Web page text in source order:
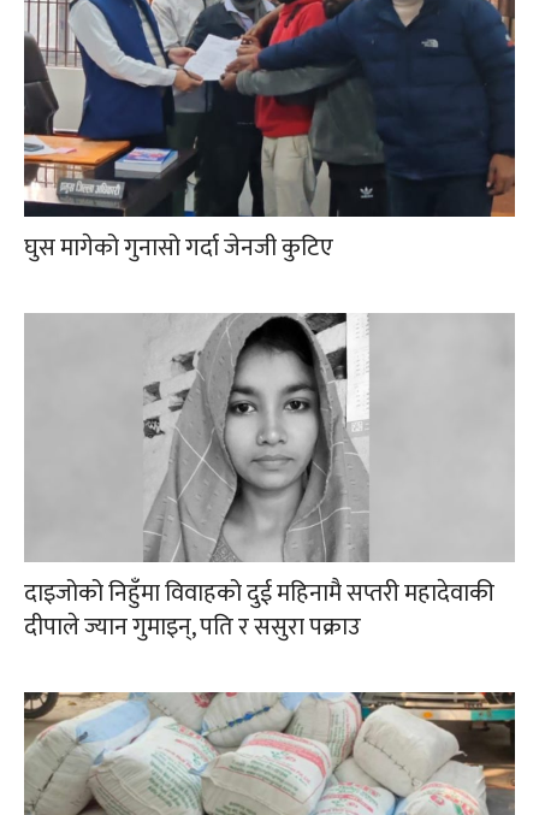
घुस मागेको गुनासो गर्दा जेनजी कुटिए
दाइजोको निहुँमा विवाहको दुई महिनामै सप्तरी महादेवाकी
दीपाले ज्यान गुमाइन्, पति र ससुरा पक्राउ